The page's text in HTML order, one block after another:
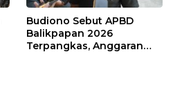
Budiono Sebut APBD
Balikpapan 2026
Terpangkas, Anggaran